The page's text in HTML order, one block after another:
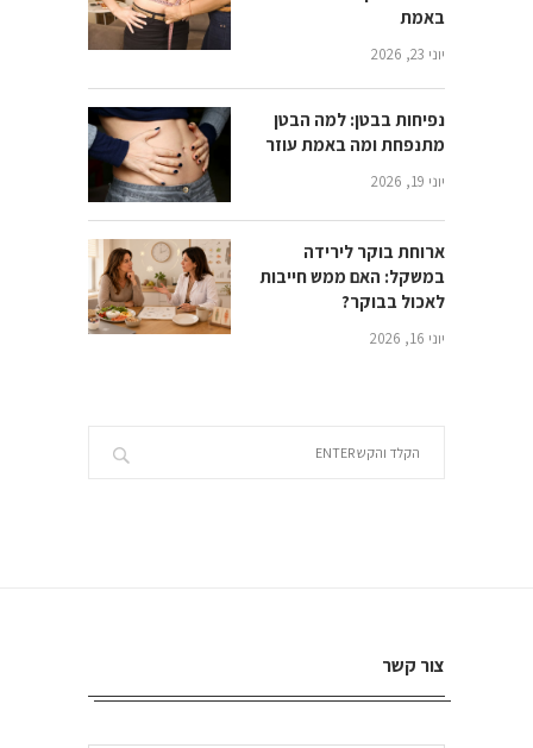
באמת
יוני 23, 2026
נפיחות בבטן: למה הבטן
מתנפחת ומה באמת עוזר
יוני 19, 2026
ארוחת בוקר לירידה
במשקל: האם ממש חייבות
לאכול בבוקר?
יוני 16, 2026
צור קשר